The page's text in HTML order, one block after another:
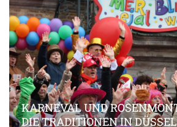
KARNEVAL UND
DIE TRADITIONEN IN